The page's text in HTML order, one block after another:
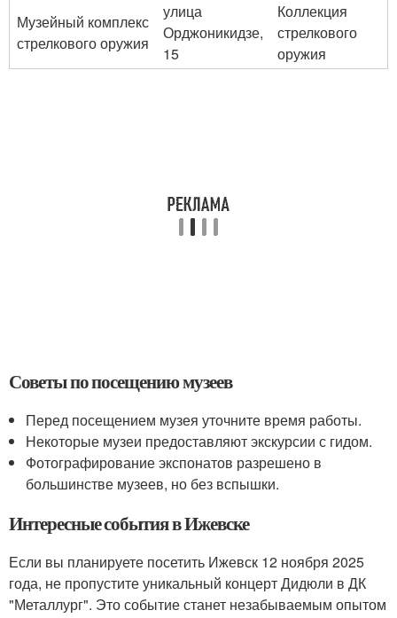
Музейный комплекс
стрелкового оружия
улица
Орджоникидзе,
15
Коллекция
стрелкового
оружия
Советы по посещению музеев
Перед посещением музея уточните время работы.
Некоторые музеи предоставляют экскурсии с гидом.
Фотографирование экспонатов разрешено в
большинстве музеев, но без вспышки.
Интересные события в Ижевске
Если вы планируете посетить Ижевск 12 ноября 2025
года, не пропустите уникальный концерт Дидюли в ДК
"Металлург". Это событие станет незабываемым опытом